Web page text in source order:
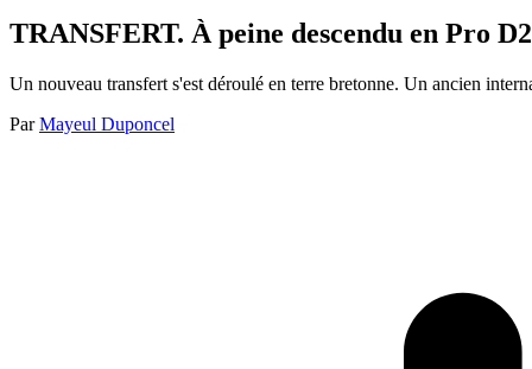
TRANSFERT. À peine descendu en Pro
Un nouveau transfert s'est déroulé en terre bretonne. Un ancien
Par Mayeul Duponcel